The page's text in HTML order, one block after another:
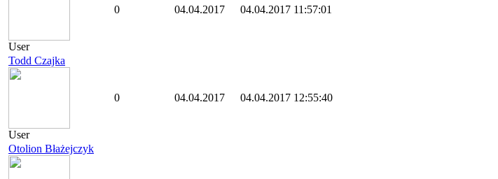
User
0 04.04.2017 04.04.2017 11:57:01
Todd Czajka
User
0 04.04.2017 04.04.2017 12:55:40
Otolion Błażejczyk